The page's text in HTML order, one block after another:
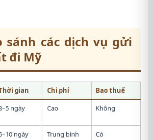
sánh các dịch vụ gửi
đi Mỹ
gian Chi phí
Bao thuế
ngày Cao Không
ngày Trung bình
Có